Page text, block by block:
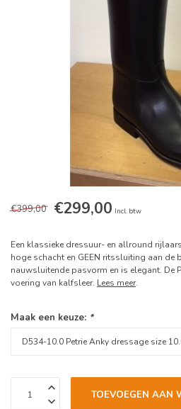
€399,00 €299,00 Incl. btw
Een klassieke dressuur- en allround
hoge schacht en GEEN ritssluiting aan de
nauwsluitende pasvorm en is elegant. De
voering van kalfsleer. Lees meer.
Maak een keuze: *
TOEVOEGEN AAN